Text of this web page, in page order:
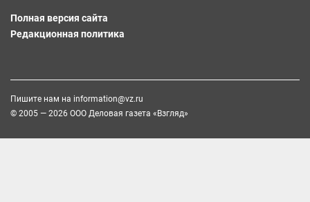
Полная версия сайта
Редакционная политика
Пишите нам на information@vz.ru
© 2005 — 2026 ООО Деловая газета «Взгляд»